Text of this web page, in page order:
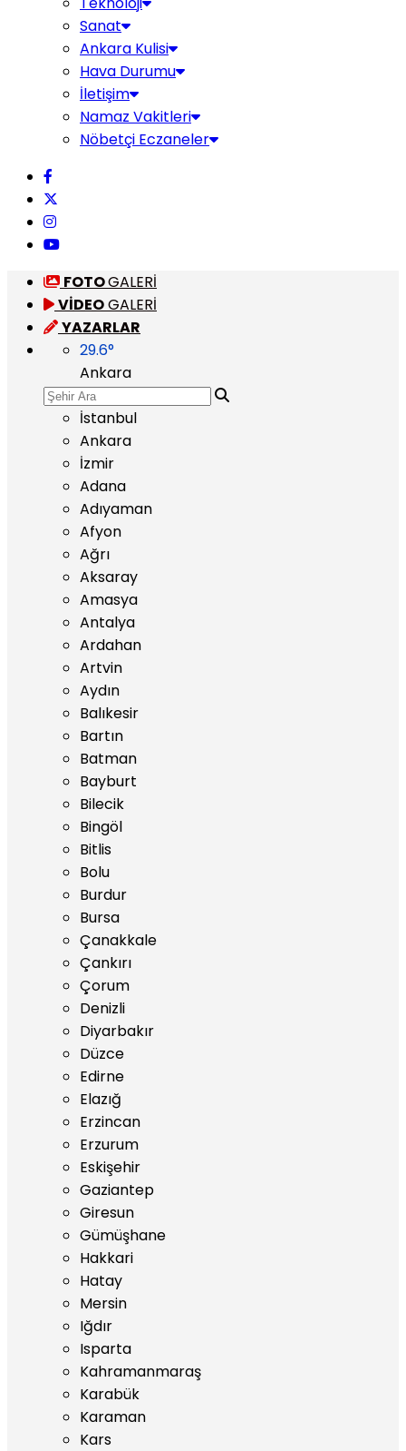
Sanat
Ankara Kulisi
Hava Durumu
İletişim
Namaz Vakitleri
Nöbetçi Eczaneler
FOTOGALERİ
VİDEOGALERİ
YAZARLAR
29.6°
Ankara
İstanbul
Ankara
İzmir
Adana
Adıyaman
Afyon
Ağrı
Aksaray
Amasya
Antalya
Ardahan
Artvin
Aydın
Balıkesir
Bartın
Batman
Bayburt
Bilecik
Bingöl
Bitlis
Bolu
Burdur
Bursa
Çanakkale
Çankırı
Çorum
Denizli
Diyarbakır
Düzce
Edirne
Elazığ
Erzincan
Erzurum
Eskişehir
Gaziantep
Giresun
Gümüşhane
Hakkari
Hatay
Mersin
Iğdır
Isparta
Kahramanmaraş
Karabük
Karaman
Kars